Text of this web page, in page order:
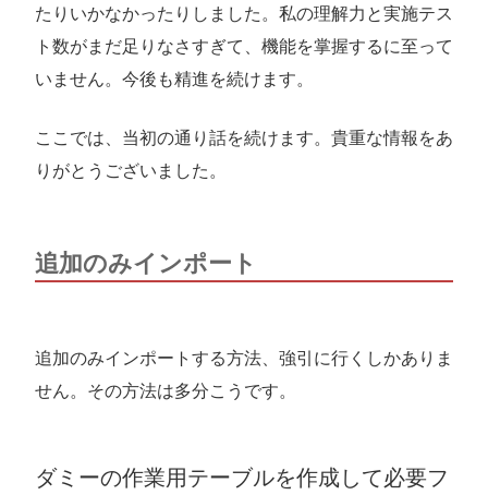
たりいかなかったりしました。私の理解力と実施テス
ト数がまだ足りなさすぎて、機能を掌握するに至って
いません。今後も精進を続けます。
ここでは、当初の通り話を続けます。貴重な情報をあ
りがとうございました。
追加のみインポート
追加のみインポートする方法、強引に行くしかありま
せん。その方法は多分こうです。
ダミーの作業用テーブルを作成して必要フ